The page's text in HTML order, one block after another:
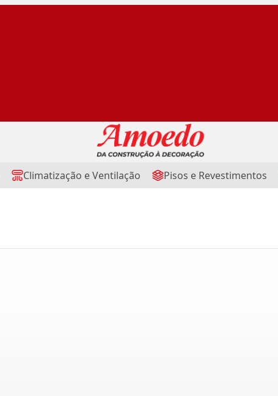
Climatização e Ventilação Pisos e Revestimentos